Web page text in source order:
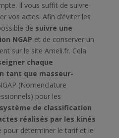
Il vous suffit de suivre
vos actes. Afin d’éviter les
de suivre une
NGAP et de conserver un
sur le site Ameli.fr. Cela
chaque
tant que masseur-
(Nomenclature
pour les
système de classification
réalisés par les kinés
pour déterminer le tarif et le